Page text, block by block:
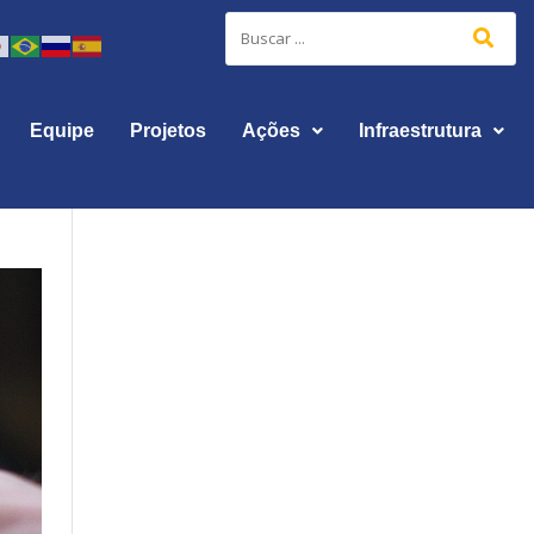
Equipe Projetos Ações Infraestrutura